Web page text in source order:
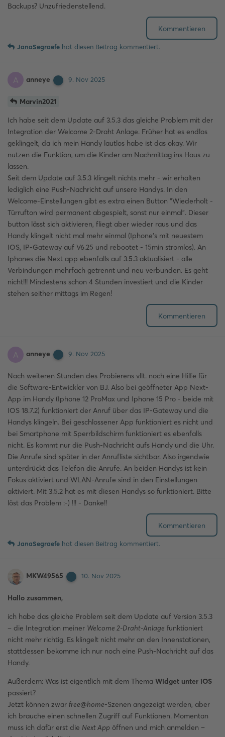
Backups? Unzufriedenstellend.
Kommentieren
JanaSegraefe hat diesen Beitrag kommentiert.
A anneye 9. Nov 2025
Marvin2021
Ich habe seit dem Update auf 3.5.3 das gleiche Problem mit der
Integration der Welcome 2-Draht Anlage. Früher hat es endlos
geklingelt, da ich mein Handy lautlos habe ist das okay. Wir
nutzen die Funktion, um die Kinder am Nachmittag ins Haus zu
lassen.
Seit dem Update auf 3.5.3 klingelt nichts mehr - wir erhalten
lediglich eine Push-Nachricht auf unsere Handys. In den
Welcome-Einstellungen gibt es extra einen Button "Wiederholt -
Türrufton wird permanent abgespielt, sonst nur einmal". Dieser
button lässt sich aktivieren, fliegt aber wieder raus und das
Handy klingelt nicht mal mehr einmal (Iphone's mit neuestem
IOS, IP-Gateway auf V6.25 und rebootet - 15min stromlos). An
Iphones die Next app ebenfalls auf 3.5.3 aktualisiert - alle
Verbindungen mehrfach getrennt und neu verbunden. Es geht
nicht!!! Mindestens schon 4 Stunden investiert und die Kinder
stehen seither mittags im Regen!
Kommentieren
A anneye 9. Nov 2025
Nach weiteren Stunden des Probierens vllt. noch eine Hilfe für
die Software-Entwickler von BJ. Also bei geöffneter App Next-
App im Handy (Iphone 12 ProMax und Iphone 15 Pro - beide mit
IOS 18.7.2) funktioniert der Anruf über das IP-Gateway und die
Handys klingeln. Bei geschlossener App funktioniert es nicht und
bei Smartphone mit Sperrbildschirm funktioniert es ebenfalls
nicht. Es kommt nur die Push-Nachricht aufs Handy und die Uhr.
Die Anrufe sind später in der Anrufliste sichtbar. Also irgendwie
unterdrückt das Telefon die Anrufe. An beiden Handys ist kein
Fokus aktiviert und WLAN-Anrufe sind in den Einstellungen
aktiviert. Mit 3.5.2 hat es mit diesen Handys so funktioniert. Bitte
löst das Problem :-) !!! - Danke!!
Kommentieren
JanaSegraefe hat diesen Beitrag kommentiert.
MKW49565 10. Nov 2025
Hallo zusammen,
ich habe das gleiche Problem seit dem Update auf Version 3.5.3
– die Integration meiner Welcome 2-Draht-Anlage funktioniert
nicht mehr richtig. Es klingelt nicht mehr an den Innenstationen,
stattdessen bekomme ich nur noch eine Push-Nachricht auf das
Handy.
Außerdem: Was ist eigentlich mit dem Thema Widget unter iOS
passiert?
Jetzt können zwar free@home-Szenen angezeigt werden, aber
ich brauche einen schnellen Zugriff auf Funktionen. Momentan
muss ich dafür erst die Next App öffnen und mich anmelden –